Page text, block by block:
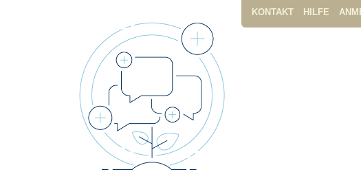
KONTAKT HILFE